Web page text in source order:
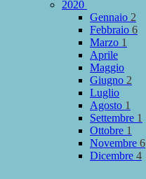
2020
Gennaio 2
Febbraio 6
Marzo 1
Aprile
Maggio
Giugno 2
Luglio
Agosto 1
Settembre 1
Ottobre 1
Novembre 6
Dicembre 4